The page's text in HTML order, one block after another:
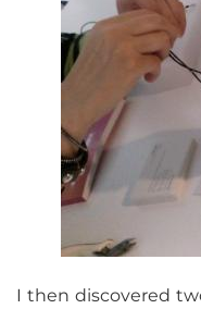
I then discovered